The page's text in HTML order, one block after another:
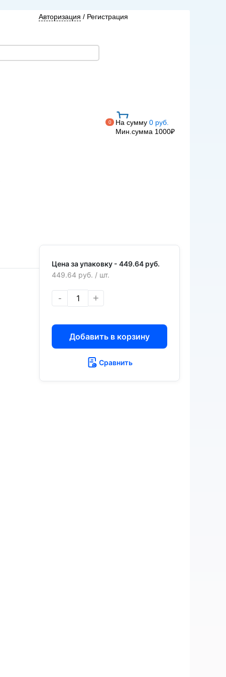
Авторизация / Регистрация
0 На сумму 0 руб.
Мин.сумма 1000₽
Цена за упаковку - 449.64 руб.
449.64 руб. / шт.
- +
Добавить в корзину
Сравнить